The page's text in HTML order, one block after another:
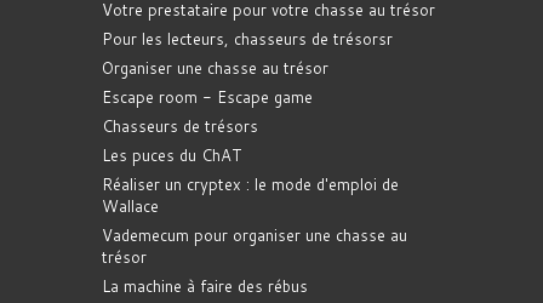
Votre prestataire pour votre chasse au trésor
Pour les lecteurs, chasseurs de trésorsr
Organiser une chasse au trésor
Escape room - Escape game
Chasseurs de trésors
Les puces du ChAT
Réaliser un cryptex : le mode d'emploi de
Wallace
Vademecum pour organiser une chasse au
trésor
La machine à faire des rébus